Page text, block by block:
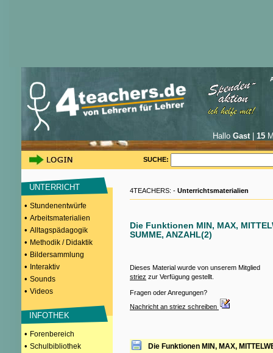
Hallo Gast| 15
SUCHE:
UNTERRICHT
• Stundenentwürfe
• Arbeitsmaterialien
• Alltagspädagogik
• Methodik / Didaktik
• Bildersammlung
• Interaktiv
• Sounds
• Videos
INFOTHEK
• Forenbereich
• Schulbibliothek
4TEACHERS: - Unterrichtsmaterialien
Die Funktionen MIN, MAX,
SUMME, ANZAHL(2)
Dieses Material wurde von unserem Mitglied
striez zur Verfügung gestellt.
Fragen oder Anregungen?
Nachricht an striez schreiben
Die Funktionen MIN, MAX,